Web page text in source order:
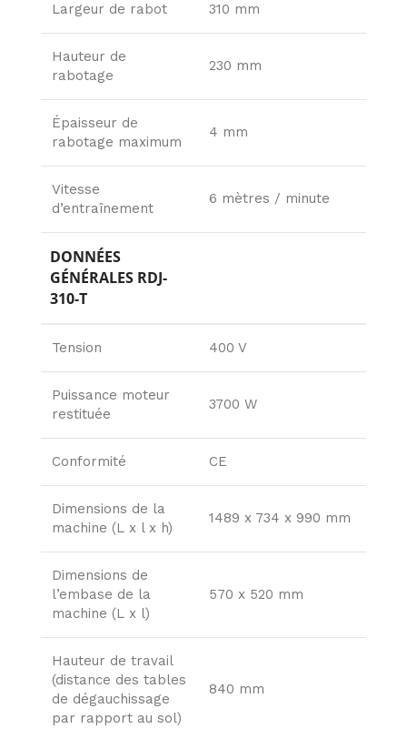
Largeur de rabot 310 mm
Hauteur de
rabotage
230 mm
Épaisseur de
rabotage maximum
4 mm
Vitesse
d’entraînement
6 mètres / minute
DONNÉES
GÉNÉRALES RDJ-
310-T
Tension 400 V
Puissance moteur
restituée
3700 W
Conformité CE
Dimensions de la
machine (L x l x h)
1489 x 734 x 990 mm
Dimensions de
l’embase de la
machine (L x l)
570 x 520 mm
Hauteur de travail
(distance des tables
de dégauchissage
par rapport au sol)
840 mm